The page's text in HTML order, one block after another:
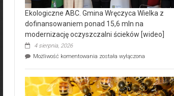
Ekologiczne ABC. Gmina Wręczyca Wielka z
dofinansowaniem ponad 15,6 mln na
modernizację oczyszczalni ścieków [wideo]
4 sierpnia, 2026
Możliwość komentowania Ekologiczne
Wręczyca
Wielka
została wyłączona